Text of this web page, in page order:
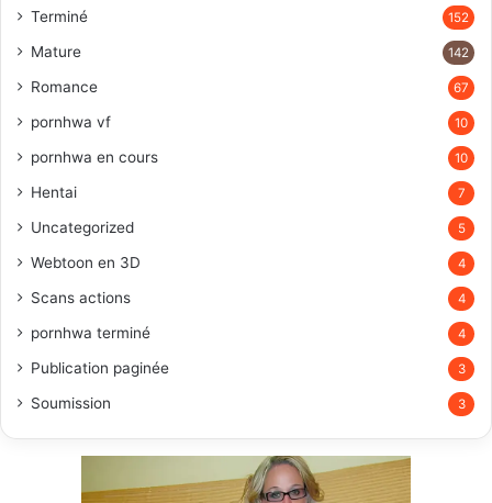
Terminé 152
Mature 142
Romance 67
pornhwa vf 10
pornhwa en cours 10
Hentai 7
Uncategorized 5
Webtoon en 3D 4
Scans actions 4
pornhwa terminé 4
Publication paginée 3
Soumission 3